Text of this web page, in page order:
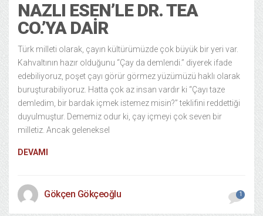
NAZLI ESEN’LE DR. TEA
CO.’YA DAIR
Türk milleti olarak, çayın kültürümüzde çok büyük bir yeri var.
Kahvaltının hazır olduğunu “Çay da demlendi.” diyerek ifade
edebiliyoruz, poşet çayı görür görmez yüzümüzü haklı olarak
buruşturabiliyoruz. Hatta çok az insan vardır ki “Çayı taze
demledim, bir bardak içmek istemez misin?” teklifini reddettiği
duyulmuştur. Dememiz odur ki, çay içmeyi çok seven bir
milletiz. Ancak geleneksel
DEVAMI
Gökçen Gökçeoğlu 1